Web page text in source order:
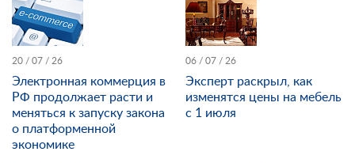
20 / 07 / 26
Электронная коммерция в
РФ продолжает расти и
меняться к запуску закона
о платформенной
экономике
06 / 07 / 26
Эксперт раскрыл, как
изменятся цены на мебель
с 1 июля